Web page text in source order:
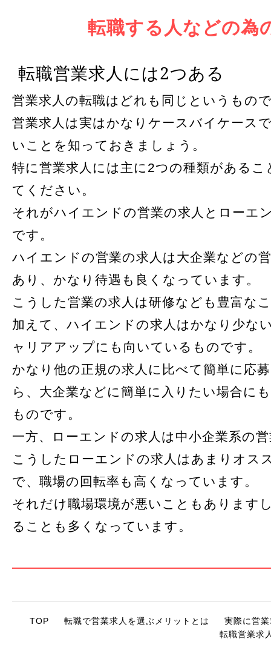
転職する人などの為
転職営業求人には2つある
営業求人の転職はどれも同じというもの
営業求人は実はかなりケースバイケース
いことを知っておきましょう。
特に営業求人には主に2つの種類があるこ
てください。
それがハイエンドの営業の求人とローエ
です。
ハイエンドの営業の求人は大企業などの
あり、かなり待遇も良くなっています。
こうした営業の求人は研修なども豊富な
加えて、ハイエンドの求人はかなり少な
ャリアアップにも向いているものです。
かなり他の正規の求人に比べて簡単に応
ら、大企業などに簡単に入りたい場合に
ものです。
一方、ローエンドの求人は中小企業系の
こうしたローエンドの求人はあまりオス
で、職場の回転率も高くなっています。
それだけ職場環境が悪いこともあります
ることも多くなっています。
TOP 転職で営業求人を選ぶメリットとは
実際に営
転職営業求